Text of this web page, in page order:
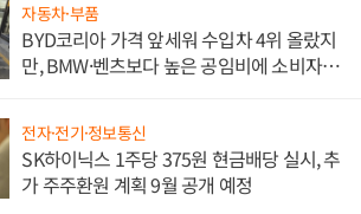
자동차·부품
BYD코리아 가격 앞세워 수입차 4위 올랐지
만, BMW·벤츠보다 높은 공임비에 소비자
전자·전기·정보통신
SK하이닉스 1주당 375원 현금배당 실시, 추
가 주주환원 계획 9월 공개 예정